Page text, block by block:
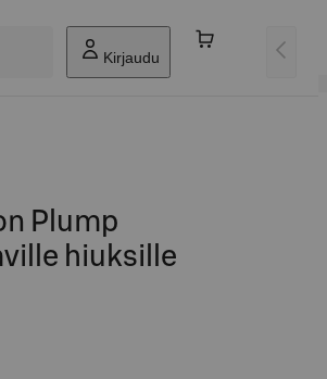
Kirjaudu
Plump
hiuksille